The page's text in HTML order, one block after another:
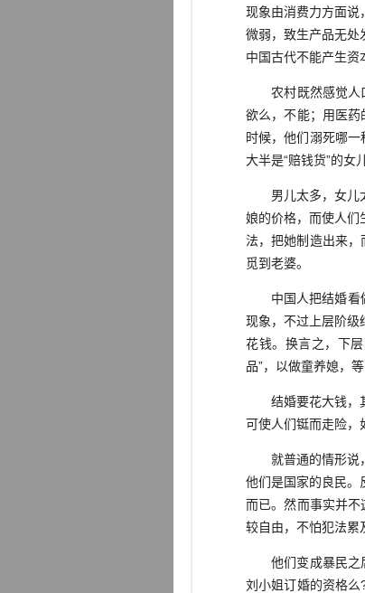
现象由消费力方面说
微弱，致生产品无处
中国古代不能产生资
农村既然感觉人口
欲么，不能；用医
时候，他们溺死哪一
大半是“赔钱货”的女
男儿太多，女儿太
娘的价格，而使人们
法，把她制造出来
觅到老婆。
中国人把结婚看做
现象，不过上层阶级
花钱。换言之，下
品”，以做童养媳，
结婚要花大钱，其
可使人们铤而走险，
就普通的情形说，
他们是国家的良民。
而已。然而事实并
较自由，不怕犯法累
他们变成暴民之后
刘小姐订婚的资格么